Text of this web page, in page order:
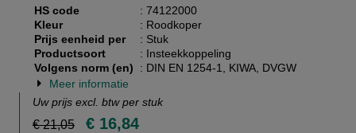
HS code
: 74122000
Kleur
: Roodkoper
Prijs eenheid per
: Stuk
Productsoort
: Insteekkoppeling
Volgens norm (en)
: DIN EN 1254-1, KIWA, DVGW
Meer informatie
Uw prijs excl. btw per stuk
€ 21,05 € 16,84